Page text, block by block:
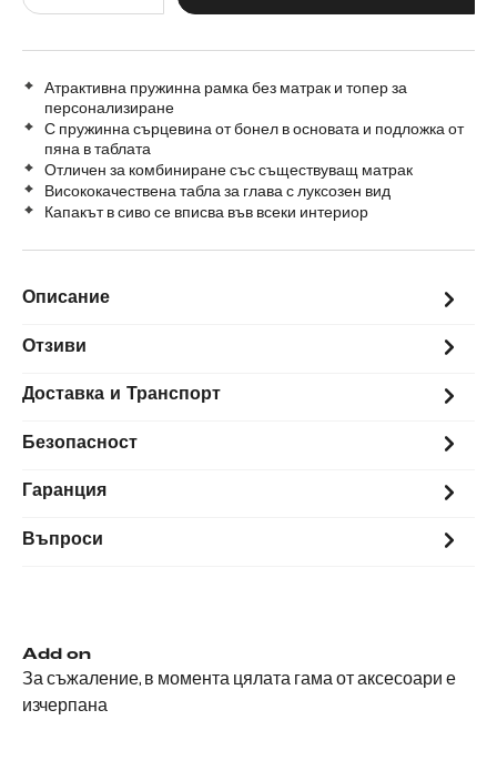
Атрактивна пружинна рамка без матрак и топер за
персонализиране
С пружинна сърцевина от бонел в основата и подложка от
пяна в таблата
Отличен за комбиниране със съществуващ матрак
Висококачествена табла за глава с луксозен вид
Капакът в сиво се вписва във всеки интериор
Описание
Отзиви
Доставка и Транспорт
Безопасност
Гаранция
Въпроси
Add on
За съжаление, в момента цялата гама от аксесоари е
изчерпана